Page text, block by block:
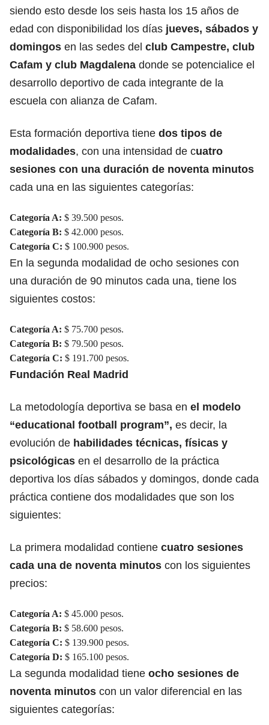
siendo esto desde los seis hasta los 15 años de
edad con disponibilidad los días jueves, sábados y
domingos en las sedes del club Campestre, club
Cafam y club Magdalena donde se potencialice el
desarrollo deportivo de cada integrante de la
escuela con alianza de Cafam.
Esta formación deportiva tiene dos tipos de
modalidades, con una intensidad de cuatro
sesiones con una duración de noventa minutos
cada una en las siguientes categorías:
Categoría A: $ 39.500 pesos.
Categoría B: $ 42.000 pesos.
Categoría C: $ 100.900 pesos.
En la segunda modalidad de ocho sesiones con
una duración de 90 minutos cada una, tiene los
siguientes costos:
Categoría A: $ 75.700 pesos.
Categoría B: $ 79.500 pesos.
Categoría C: $ 191.700 pesos.
Fundación Real Madrid
La metodología deportiva se basa en el modelo
“educational football program”, es decir, la
evolución de habilidades técnicas, físicas y
psicológicas en el desarrollo de la práctica
deportiva los días sábados y domingos, donde cada
práctica contiene dos modalidades que son los
siguientes:
La primera modalidad contiene cuatro sesiones
cada una de noventa minutos con los siguientes
precios:
Categoría A: $ 45.000 pesos.
Categoría B: $ 58.600 pesos.
Categoría C: $ 139.900 pesos.
Categoría D: $ 165.100 pesos.
La segunda modalidad tiene ocho sesiones de
noventa minutos con un valor diferencial en las
siguientes categorías: